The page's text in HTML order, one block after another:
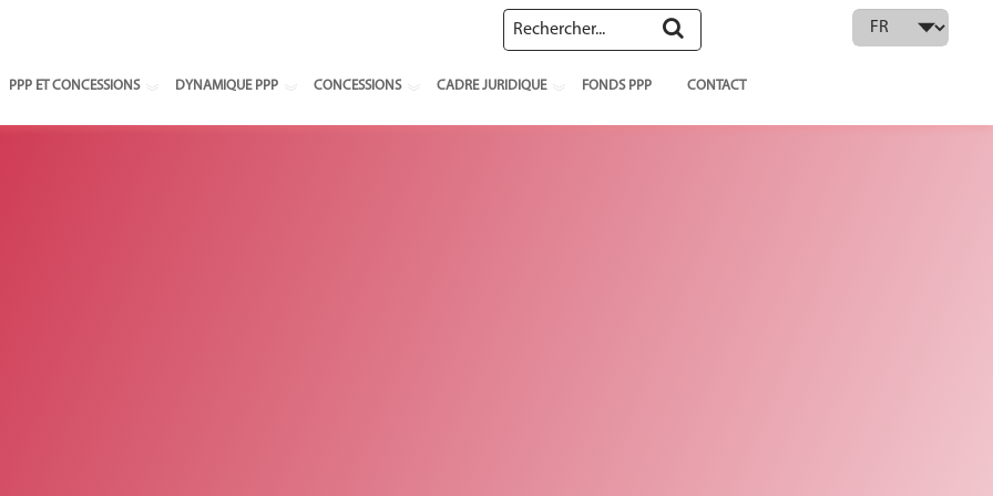
Select your language
PPP ET CONCESSIONS DYNAMIQUE PPP CONCESSIONS CADRE JURIDIQUE FONDS PPP CONTACT